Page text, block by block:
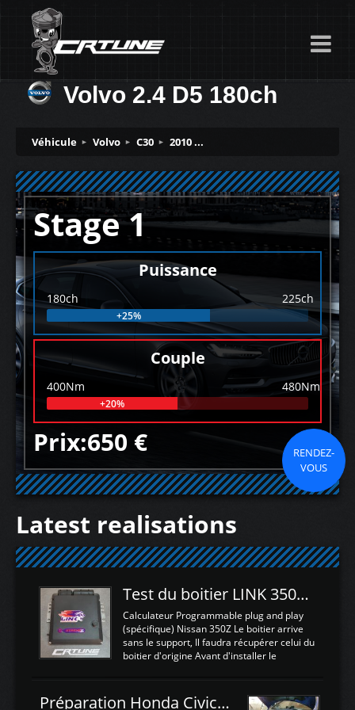
Volvo 2.4 D5 180ch
Véhicule Volvo C30 2010 ...
Stage 1
Puissance
180ch 225ch
+25%
Couple
400Nm 480Nm
+20%
Prix:650 €
RENDEZ-
VOUS
Latest realisations
Test du boitier LINK 350Z Plugin ECU
Calculateur Programmable plug and play
(spécifique) Nissan 350Z Le boitier arrive
sans le support, Il faudra récupérer celui du
boitier d'origine Avant d'installer le
d'envoyer l'information de la large bande
Préparation Honda Civic Type R FK2